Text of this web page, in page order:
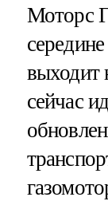
Моторс
выходит
сейчас